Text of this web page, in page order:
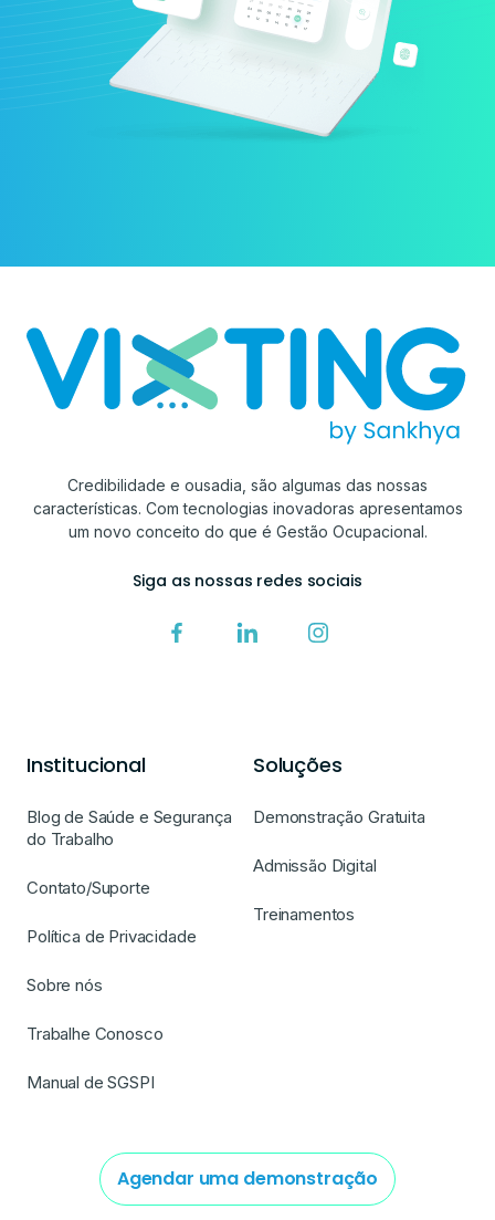
Credibilidade e ousadia, são algumas das nossas
características. Com tecnologias inovadoras apresentamos
um novo conceito do que é Gestão Ocupacional.
Siga as nossas redes sociais
Institucional
Blog de Saúde e Segurança
do Trabalho
Contato/Suporte
Política de Privacidade
Sobre nós
Trabalhe Conosco
Manual de SGSPI
Soluções
Demonstração Gratuita
Admissão Digital
Treinamentos
Agendar uma demonstração